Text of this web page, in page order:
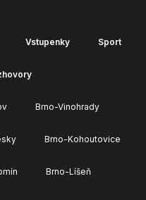
Vstupenky Sport
Brno-Vinohrady
Brno-Kohoutovice
Brno-Líšeň